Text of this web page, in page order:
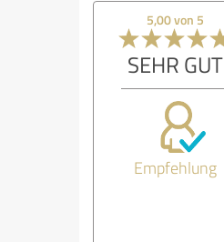
5,00 von 5
SEHR GUT
Empfehlung